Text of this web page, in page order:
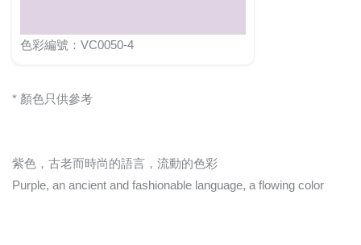
色彩編號：VC0050-4
* 顏色只供參考
紫色，古老而時尚的語言，流動的色彩
Purple, an ancient and fashionable language, a flowing color